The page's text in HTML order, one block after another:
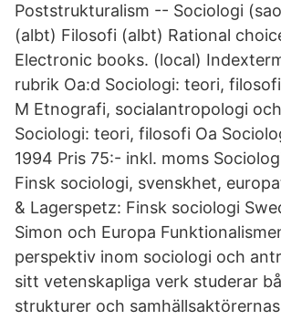
Poststrukturalism -- Sociologi
(albt) Filosofi (albt) Rational
Electronic books. (local)
rubrik Oa:d Sociologi: teori,
M Etnografi, socialantropologi
Sociologi: teori, filosofi Oa
1994 Pris 75:- inkl. moms
Finsk sociologi, svenskhet,
& Lagerspetz: Finsk sociologi
Simon och Europa
perspektiv inom sociologi och
sitt vetenskapliga verk studerar
strukturer och